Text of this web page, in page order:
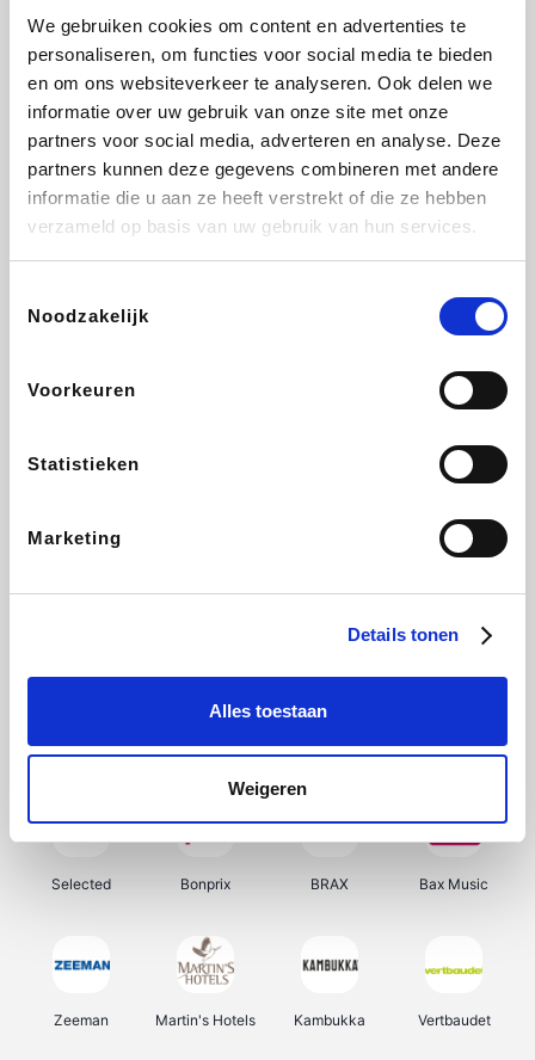
We gebruiken cookies om content en advertenties te
personaliseren, om functies voor social media te bieden
en om ons websiteverkeer te analyseren. Ook delen we
informatie over uw gebruik van onze site met onze
partners voor social media, adverteren en analyse. Deze
partners kunnen deze gegevens combineren met andere
informatie die u aan ze heeft verstrekt of die ze hebben
verzameld op basis van uw gebruik van hun services.
Noodzakelijk
Voorkeuren
Statistieken
Marketing
Details tonen
Alles toestaan
Weigeren
Weekendesk Sarenza Schiesser Interhome
Lufthansa
CheapTickets.be DeubaXXL
Samsung Delonghi Tennis Point My Jewellery
Selected Bonprix BRAX Bax Music
Zeeman Martin's Hotels Kambukka Vertbaudet